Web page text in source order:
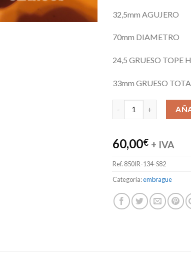
32,5mm AGUJERO
70mm DIAMETRO
24,5 GRUESO TOPE
33mm GRUESO
60,00€ + IVA
Ref. 850IR-134-S82
Categoría:embrague